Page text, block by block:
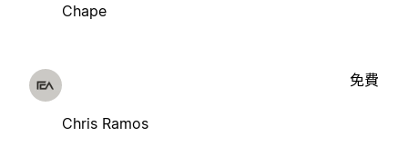
Chape
Chris Ramos
免費